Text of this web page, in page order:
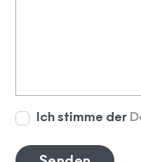
Ich stimme der